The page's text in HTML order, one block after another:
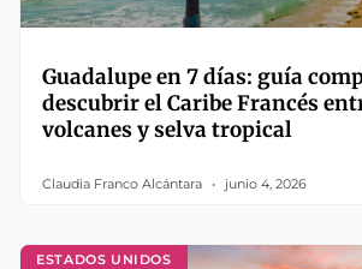
Guadalupe en 7 días: guía
descubrir el Caribe Francés
volcanes y selva tropical
Claudia Franco Alcántara junio 4, 2026
ESTADOS UNIDOS